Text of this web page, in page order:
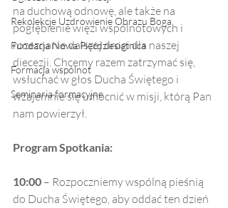
Rekolekcje Uzdrowienie Obrazu Boga
Fundacja Nowa Pięćdziesiątnica
Formacja wspólnot
Seminaria formacyjne
na duchową odnowę, ale także na
pogłębienie więzi wspólnotowych i
rozeznanie dalszej drogi dla naszej
diecezji. Chcemy razem zatrzymać się,
wsłuchać w głos Ducha Świętego i
wzajemnie się umocnić w misji, którą Pan
nam powierzył.
Program Spotkania:
10:00 – Rozpoczniemy wspólną pieśnią
do Ducha Świętego, aby oddać ten dzień